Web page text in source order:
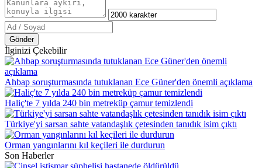
Gönder
İlginizi Çekebilir
Ahbap soruşturmasında tutuklanan Ece Güner'den önemli açıklama
Haliç'te 7 yılda 240 bin metreküp çamur temizlendi
Türkiye'yi sarsan sahte vatandaşlık çetesinden tanıdık isim çıktı
Orman yangınlarını kıl keçileri ile durdurun
Son Haberler